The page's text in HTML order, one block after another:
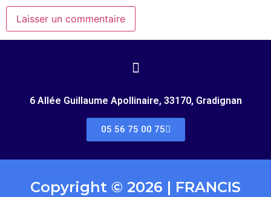
6 Allée Guillaume Apollinaire, 33170, Gradignan
05 56 75 00 75
Copyright © 2026 | FRANCIS